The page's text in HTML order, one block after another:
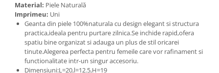
Material: Piele Naturală
Imprimeu: Uni
Geanta din piele 100%naturala cu design elegant si structura
practica,ideala pentru purtare zilnica.Se inchide rapid,ofera
spatiu bine organizat si adauga un plus de stil oricarei
tinute.Alegerea perfecta pentru femeile care vor rafinament si
functionalitate intr-un singur accesoriu.
Dimensiuni:L=20,l=12.5,H=19